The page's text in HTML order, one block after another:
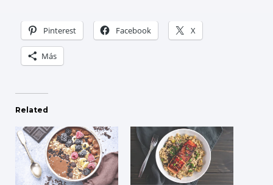
Pinterest Facebook X
Más
Related